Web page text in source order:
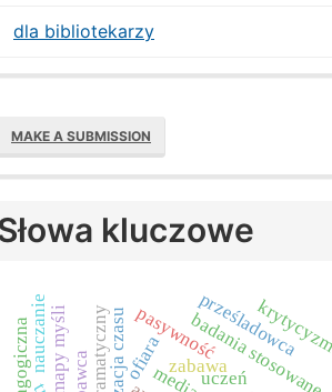
dla bibliotekarzy
MAKE A SUBMISSION
kluczowe
zabawa
pasywnośćbadania stosowane
uczeń
ofiara prześladowca
mapy myśli
nauczanie krytycyzm